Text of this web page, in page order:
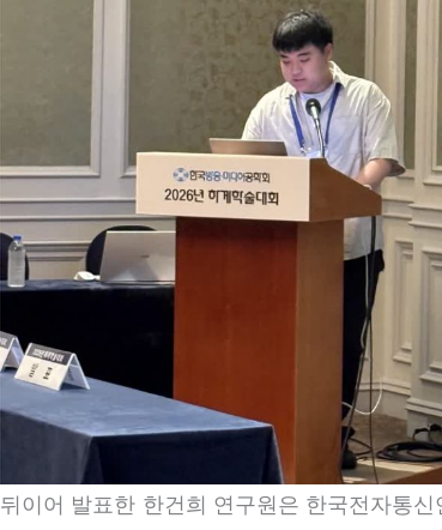
뒤이어 발표한 한건희 연구원은 한국전자통